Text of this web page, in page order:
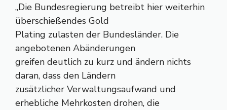
„Die Bundesregierung betreibt hier weiterhin
überschießendes Gold
Plating zulasten der Bundesländer. Die
angebotenen Abänderungen
greifen deutlich zu kurz und ändern nichts
daran, dass den Ländern
zusätzlicher Verwaltungsaufwand und
erhebliche Mehrkosten drohen, die